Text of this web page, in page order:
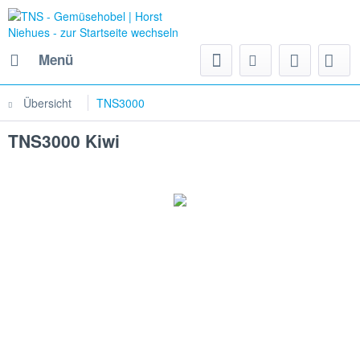
Menü
Übersicht TNS3000
TNS3000 Kiwi